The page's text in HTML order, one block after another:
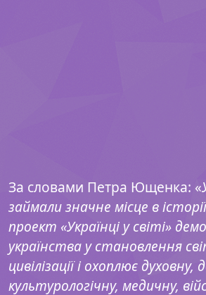
За словами Петра Ющенка: «
займали значне місце в
проект «Українці у світі»
українства у становлення
цивілізації і охоплює
культурологічну, медичну,